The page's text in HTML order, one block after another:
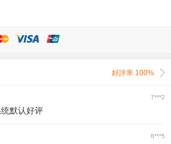
好評率 100%
7***2
默认好评
6***5